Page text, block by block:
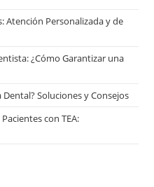
Atención Personalizada y de
¿Cómo Garantizar una
Soluciones y Consejos
con TEA: